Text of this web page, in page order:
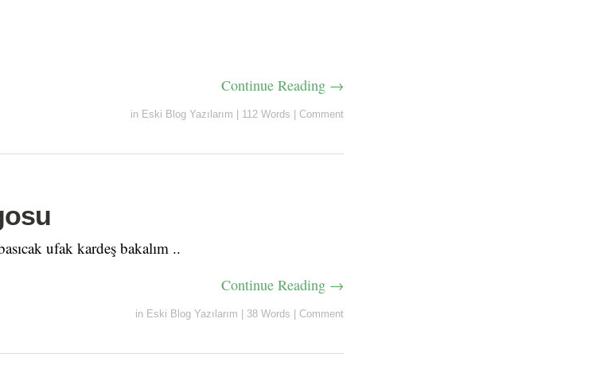
Continue Reading →
in Eski Blog Yazılarım 112 Words Comment
ufak kardeş bakalım ..
Continue Reading →
in Eski Blog Yazılarım 38 Words Comment